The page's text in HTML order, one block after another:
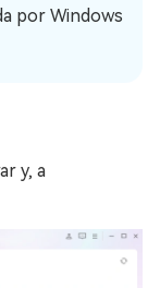
por Windows
y, a